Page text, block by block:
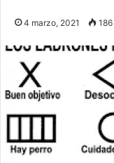
4 marzo, 2021 186